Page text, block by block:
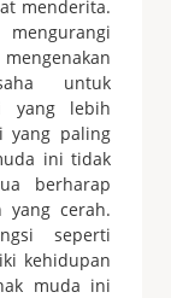
menderita.
untuk
yang lebih
yang paling
ini tidak
berharap
yang cerah.
seperti
kehidupan
muda ini